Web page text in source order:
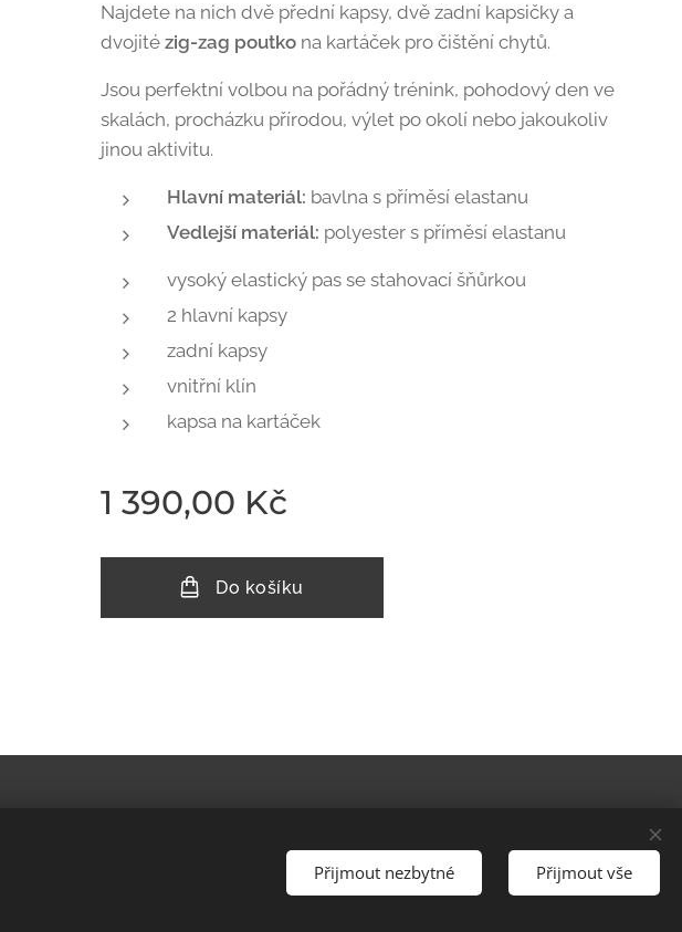
Najdete na nich dvě přední kapsy, dvě zadní kapsičky a
dvojitézig-zag poutko na kartáček pro čištění chytů.
Jsou perfektní volbou na pořádný trénink, pohodový den ve
skalách, procházku přírodou, výlet po okolí nebo jakoukoliv
jinou aktivitu.
Hlavní materiál: bavlna s příměsí elastanu
Vedlejší materiál: polyester s příměsí elastanu
vysoký elastický pas se stahovací šňůrkou
2 hlavní kapsy
zadní kapsy
vnitřní klín
kapsa na kartáček
1 390,00 Kč
Do košíku
Přijmout nezbytné Přijmout vše